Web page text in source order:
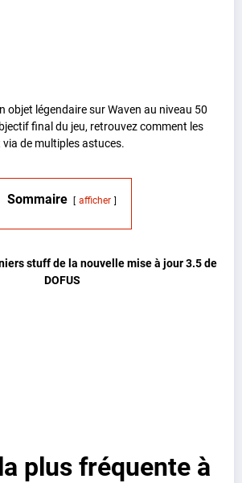
objet légendaire sur Waven au niveau 50
final du jeu, retrouvez comment les
de multiples astuces.
Sommaire afficher
stuff de la nouvelle mise à jour 3.5 de
DOFUS
plus fréquente à